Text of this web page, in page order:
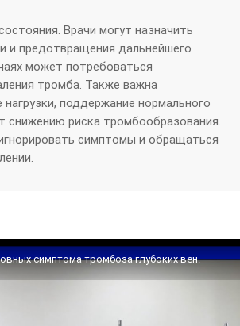
Врачи могут назначить
и предотвращения дальнейшего
может потребоваться
тромба. Также важна
поддержание нормального
снижению риска тромбообразования.
симптомы и обращаться
симптома тромбоза глубоких вен.